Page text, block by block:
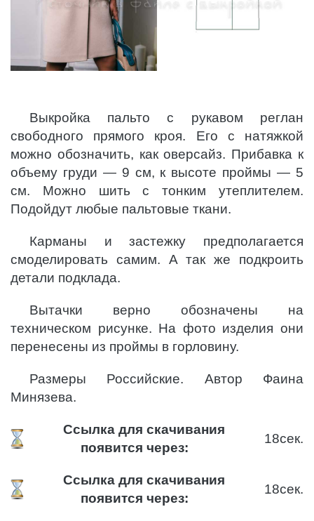
Выкройка пальто с рукавом реглан
свободного прямого кроя. Его с натяжкой
можно обозначить, как оверсайз. Прибавка к
объему груди — 9 см, к высоте проймы — 5
см. Можно шить с тонким утеплителем.
Подойдут любые пальтовые ткани.
Карманы и застежку предполагается
смоделировать самим. А так же подкроить
детали подклада.
Вытачки верно обозначены на
техническом рисунке. На фото изделия они
перенесены из проймы в горловину.
Размеры Российские. Автор Фаина
Минязева.
Ссылка для скачивания
появится через:
18сек.
Ссылка для скачивания
появится через:
18сек.